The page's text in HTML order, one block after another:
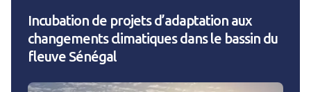
Incubation de projets d’adaptation aux
changements climatiques dans le bassin du
fleuve Sénégal